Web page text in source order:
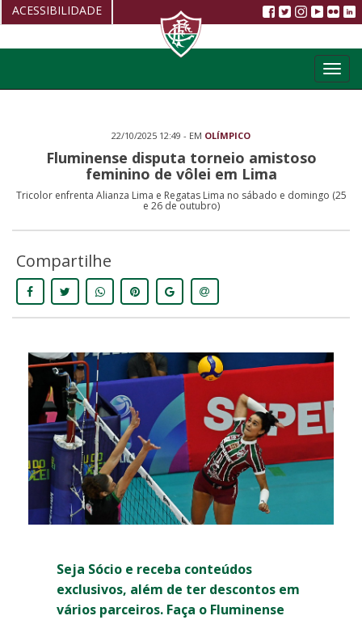
22/10/2025 12:49 - EM OLÍMPICO
Fluminense disputa torneio amistoso
feminino de vôlei em Lima
Tricolor enfrenta Alianza Lima e Regatas Lima no sábado e domingo (25
e 26 de outubro)
Compartilhe
Seja Sócio e receba conteúdos
exclusivos, além de ter descontos em
vários parceiros. Faça o Fluminense
ACESSIBILIDADE